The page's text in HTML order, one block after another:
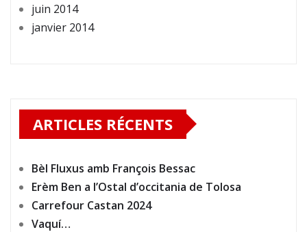
juin 2014
janvier 2014
ARTICLES RÉCENTS
Bèl Fluxus amb François Bessac
Erèm Ben a l’Ostal d’occitania de Tolosa
Carrefour Castan 2024
Vaquí…